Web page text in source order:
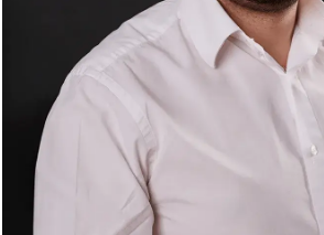
Mihai Năsăudean
Managing Partner